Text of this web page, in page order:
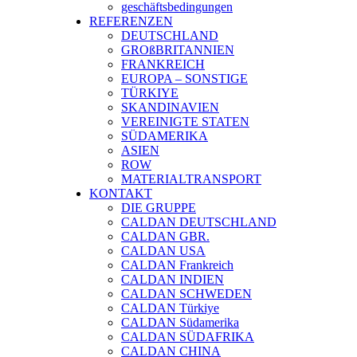
geschäftsbedingungen
REFERENZEN
DEUTSCHLAND
GROßBRITANNIEN
FRANKREICH
EUROPA – SONSTIGE
TÜRKIYE
SKANDINAVIEN
VEREINIGTE STATEN
SÜDAMERIKA
ASIEN
ROW
MATERIALTRANSPORT
KONTAKT
DIE GRUPPE
CALDAN DEUTSCHLAND
CALDAN GBR.
CALDAN USA
CALDAN Frankreich
CALDAN INDIEN
CALDAN SCHWEDEN
CALDAN Türkiye
CALDAN Südamerika
CALDAN SÜDAFRIKA
CALDAN CHINA